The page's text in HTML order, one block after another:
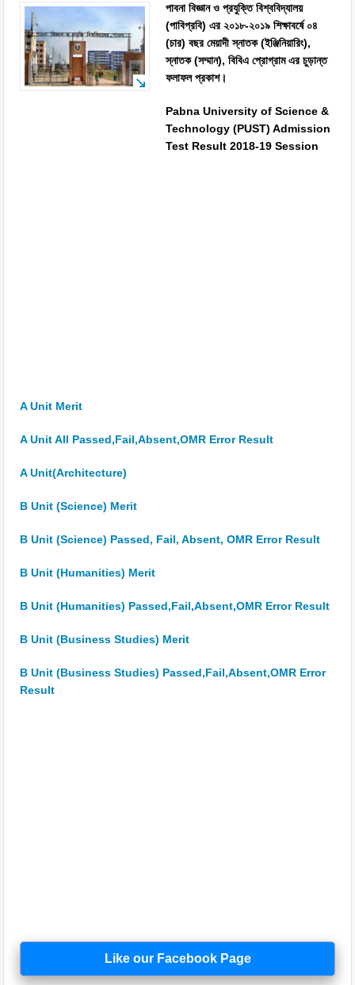
পাবনা বিজ্ঞান ও প্রযুক্তি বিশ্ববিদ্যালয়
(পাবিপ্রবি) এর ২০১৮-২০১৯ শিক্ষাবর্ষে ০৪
(চার) বছর মেয়াদী স্নাতক (ইঞ্জিনিয়ারিং),
স্নাতক (সম্মান), বিবিএ প্রোগ্রাম এর চুড়ান্ত
ফলাফল প্রকাশ।
Pabna University of Science &
Technology (PUST) Admission
Test Result 2018-19 Session
A Unit Merit
A Unit All Passed,Fail,Absent,OMR Error Result
A Unit(Architecture)
B Unit (Science) Merit
B Unit (Science) Passed, Fail, Absent, OMR Error Result
B Unit (Humanities) Merit
B Unit (Humanities) Passed,Fail,Absent,OMR Error Result
B Unit (Business Studies) Merit
B Unit (Business Studies) Passed,Fail,Absent,OMR Error
Result
Like our Facebook Page